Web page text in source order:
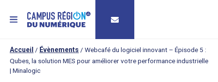
MENU
Accueil / Évènements / Webcafé du logiciel innovant – Épisode 5 :
Qubes, la solution MES pour améliorer votre performance industrielle
| Minalogic